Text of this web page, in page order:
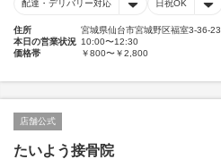
配達・デリバリー対応 日祝OK
住所
宮城県仙台市宮城野区福室3-36-23
本日の営業状況 10:00〜12:30
価格帯
￥800〜￥2,800
店舗公式
たいよう接骨院